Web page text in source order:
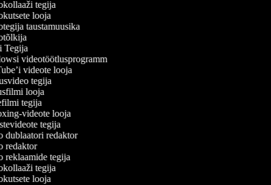
tegija
looja
taustamuusika
videotöötlusprogramm
videote looja
tegija
looja
tegija
videote looja
tegija
redaktor
tegija
tegija
looja